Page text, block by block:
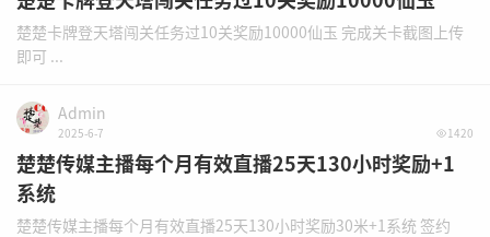
楚楚卡牌登天塔闯关任务过10关奖励10000仙玉 完成关卡截图上传
即可 ...
Admin
2025-6-7 1420
楚楚传媒主播每个月有效直播25天130小时奖励+1
系统
楚楚传媒主播每个月有效直播25天130小时奖励30米+1系统 签约